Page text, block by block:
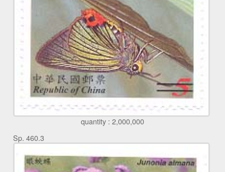
quantity : 2,000,000
Sp. 460.3